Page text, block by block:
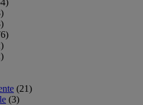
(21)
(3)